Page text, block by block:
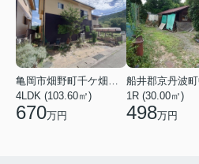
4LDK (103.60㎡)
670万円
1R (30.00㎡)
498万円